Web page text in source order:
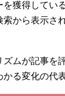
獲得してい
から表示さ
ムが記事を
る変化の代